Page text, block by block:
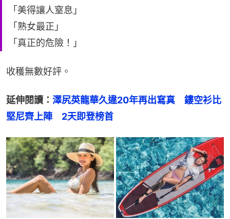
「美得讓人窒息」
「熟女最正」
「真正的危險！」
收穫無數好評。
延伸閱讀： 澤尻英龍華久違20年再出寫真　鏤空衫比
堅尼齊上陣　2天即登榜首